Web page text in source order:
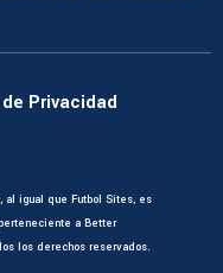
Privacidad
al igual que Futbol Sites, es
a Better
los derechos reservados.